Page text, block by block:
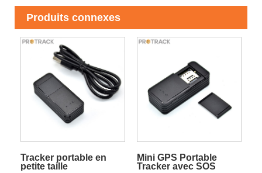
Produits connexes
Tracker portable en
petite taille
Mini GPS Portable
Tracker avec SOS